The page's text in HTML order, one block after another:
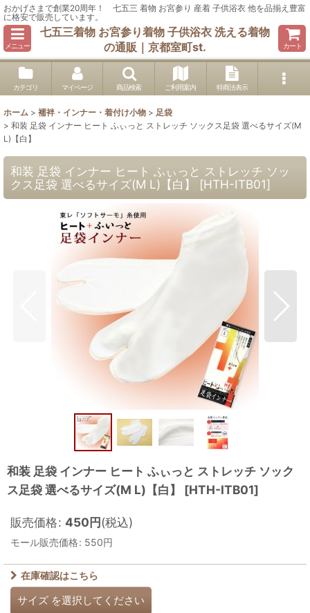
おかげさまで創業20周年！ 七五三 着物 お宮参り 産着 子供浴衣 他を品揃え豊富
に格安で販売しています。
メニュー
七五三着物 お宮参り着物 子供浴衣 洗える着物
の通販｜京都室町st.
カート
カテゴリ マイページ 商品検索 ご利用案内 特商法表示
ホーム > 襦袢・インナー・着付け小物 > 足袋
> 和装 足袋 インナー ヒート ふぃっと ストレッチ ソックス足袋 選べるサイズ(M
L)【白】
和装 足袋 インナー ヒート ふぃっと ストレッチ ソッ
クス足袋 選べるサイズ(M L)【白】
[HTH-ITB01]
和装 足袋 インナー ヒート ふぃっと ストレッチ ソック
ス足袋 選べるサイズ(M L)【白】
[HTH-ITB01]
販売価格: 450円(税込)
モール販売価格: 550円
在庫確認はこちら
サイズ を選択してください